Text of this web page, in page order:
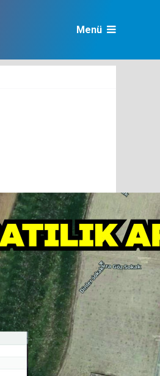
Menü